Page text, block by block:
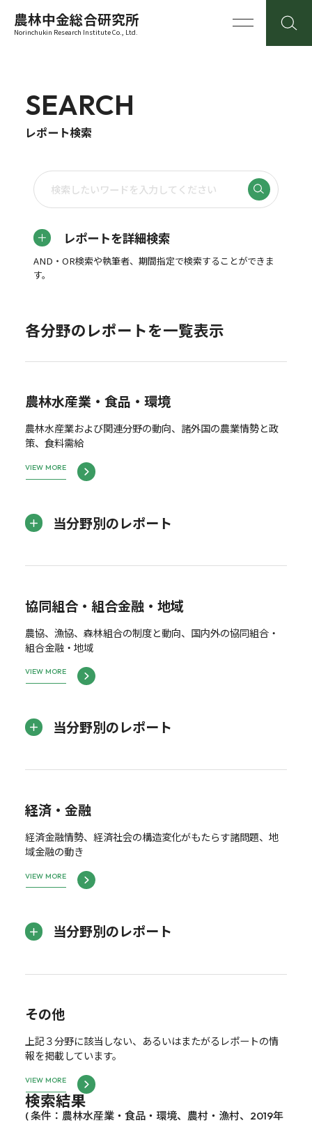
農林中金総合研究所
Norinchukin Research Institute Co., Ltd.
SEARCH
レポート検索
レポートを詳細検索
AND・OR検索や執筆者、期間指定で検索することができま
す。
各分野のレポートを一覧表示
農林水産業・食品・環境
農林水産業および関連分野の動向、諸外国の農業情勢と政
策、食料需給
VIEW MORE
当分野別のレポート
協同組合・組合金融・地域
農協、漁協、森林組合の制度と動向、国内外の協同組合・
組合金融・地域
VIEW MORE
当分野別のレポート
経済・金融
経済金融情勢、経済社会の構造変化がもたらす諸問題、地
域金融の動き
VIEW MORE
当分野別のレポート
その他
上記３分野に該当しない、あるいはまたがるレポートの情
報を掲載しています。
VIEW MORE
検索結果
( 条件：農林水産業・食品・環境、農村・漁村、2019年